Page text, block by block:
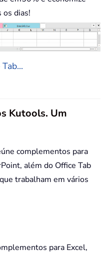
os dias!
Kutools. Um
complementos para
além do Office Tab
trabalham em vários
para Excel,